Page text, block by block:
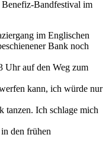
Benefiz-Bandfestival im
im Englischen
Bank noch
Uhr auf den Weg zum
kann, ich würde nur
tanzen. Ich schlage mich
den frühen